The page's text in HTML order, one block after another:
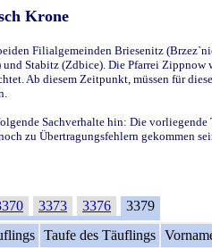
Krone
Filialgemeinden Briesenitz
Stabitz (Zdbice). Die Pfarrei
Ab diesem Zeitpunkt, müssen für
Sachverhalte hin: Die
zu Übertragungsfehlern gekommen
3373 3376
3379
Taufe des Täuflings